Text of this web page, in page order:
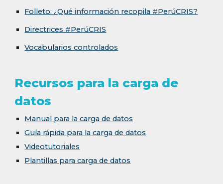
Folleto: ¿Qué información recopila #PerúCRIS?
Directrices #PerúCRIS
Vocabularios controlados
Recursos para la carga de
datos
Manual para la carga de datos
Guía rápida para la carga de datos
Videotutoriales
Plantillas para carga de datos